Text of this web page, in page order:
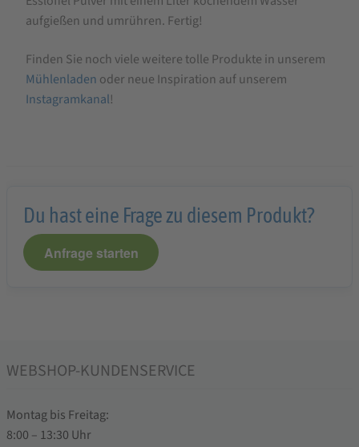
aufgießen und umrühren. Fertig!
Finden Sie noch viele weitere tolle Produkte in unserem
Mühlenladen oder neue Inspiration auf unserem
Instagramkanal!
Du hast eine Frage zu diesem Produkt?
Anfrage starten
WEBSHOP-KUNDENSERVICE
Montag bis Freitag:
8:00 – 13:30 Uhr